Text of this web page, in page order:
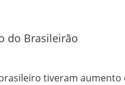
tiveram aumento